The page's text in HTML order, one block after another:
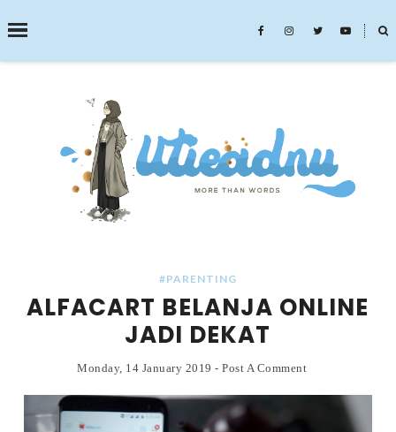
˟
SEARCH THIS BLOG
#PARENTING
ALFACART BELANJA ONLINE
JADI DEKAT
Monday, 14 January 2019-Post A Comment